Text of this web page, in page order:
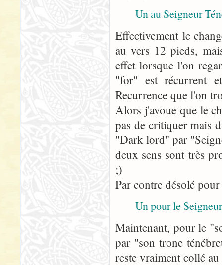
Un au Seigneur
Effectivement le
au vers 12 pieds,
effet lorsque l'on
"for" est récurrent
Recurrence que l'on
Alors j'avoue que le
pas de critiquer mais
"Dark lord" par
deux sens sont très
;)
Par contre désolé
Un pour le
Maintenant, pour le
par "son trone
reste vraiment collé